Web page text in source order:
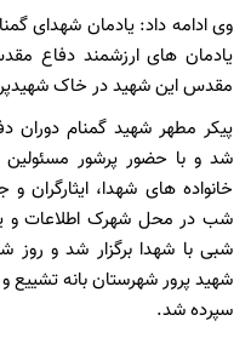
وی ادامه داد: یادمان شهدای
یادمان های ارزشمند دفاع
مقدس این شهید در خاک
پیکر مطهر شهید گمنام دوران
شد و با حضور پرشور مسئولین
خانواده های شهدا، ایثارگران
شب در محل شهرک اطلاعات و
شبی با شهدا برگزار شد و روز
شهید پرور شهرستان بانه تشییع
سپرده شد.